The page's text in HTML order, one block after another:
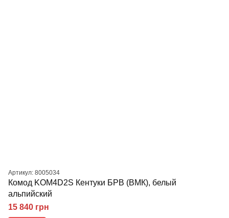
Артикул: 8005034
Комод KOM4D2S Кентуки БРВ (ВМК), белый
альпийский
15 840 грн